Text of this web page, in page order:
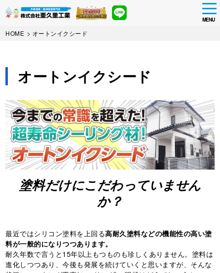
Skip
MENU
HOME > オートンイクシード
オートンイクシード
塗料だけにこだわっていません
か？
最近ではシリコン塗料を上回る高耐久塗料などの機能性の高い塗
料が一般的になりつつあります。
耐久年数で言うと15年以上もつものも珍しくありません。塗料は
進化しつつあり、今後も発展を続けていくと思いますが、そんな